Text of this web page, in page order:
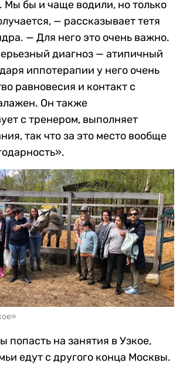
Мы бы и чаще водили, но только
— рассказывает тетя
— Для него это очень важно.
диагноз — атипичный
иппотерапии у него очень
равновесия и контакт с
Он также
с тренером, выполняет
так что за это место вообще
попасть на занятия в Узкое,
едут с другого конца Москвы.